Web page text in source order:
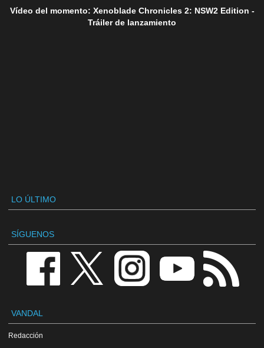
Vídeo del momento: Xenoblade Chronicles 2: NSW2 Edition -
Tráiler de lanzamiento
LO ÚLTIMO
SÍGUENOS
VANDAL
Redacción